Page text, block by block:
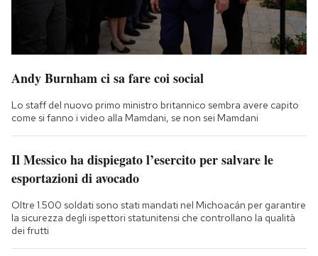
Andy Burnham ci sa fare coi social
Lo staff del nuovo primo ministro britannico sembra avere capito
come si fanno i video alla Mamdani, se non sei Mamdani
Il Messico ha dispiegato l’esercito per salvare le
esportazioni di avocado
Oltre 1.500 soldati sono stati mandati nel Michoacán per garantire
la sicurezza degli ispettori statunitensi che controllano la qualità
dei frutti